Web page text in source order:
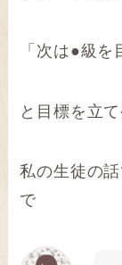
「次は●級を
と目標を立
私の生徒の
で